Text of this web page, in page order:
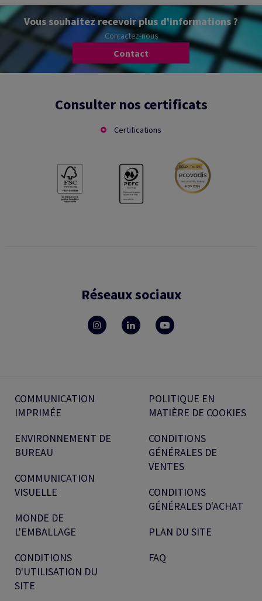
Vous souhaitez recevoir plus d'informations ?
Contactez-nous
Contact
Consulter nos certificats
Certifications
Réseaux sociaux
COMMUNICATION
IMPRIMÉE
ENVIRONNEMENT DE
BUREAU
COMMUNICATION
VISUELLE
MONDE DE
L'EMBALLAGE
CONDITIONS
D'UTILISATION DU
SITE
POLITIQUE EN
MATIÈRE DE COOKIES
CONDITIONS
GÉNÉRALES DE
VENTES
CONDITIONS
GÉNÉRALES D'ACHAT
PLAN DU SITE
FAQ